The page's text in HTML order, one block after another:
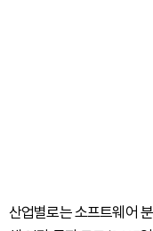
산업별로는 소프트웨어